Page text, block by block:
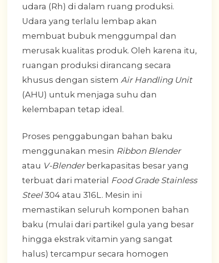
udara (Rh) di dalam ruang produksi.
Udara yang terlalu lembap akan
membuat bubuk menggumpal dan
merusak kualitas produk. Oleh karena itu,
ruangan produksi dirancang secara
khusus dengan sistem Air Handling Unit
(AHU) untuk menjaga suhu dan
kelembapan tetap ideal.
Proses penggabungan bahan baku
menggunakan mesin Ribbon Blender
atau V-Blenderberkapasitas besar yang
terbuat dari material Food Grade Stainless
Steel304 atau 316L. Mesin ini
memastikan seluruh komponen bahan
baku (mulai dari partikel gula yang besar
hingga ekstrak vitamin yang sangat
halus) tercampur secara homogen